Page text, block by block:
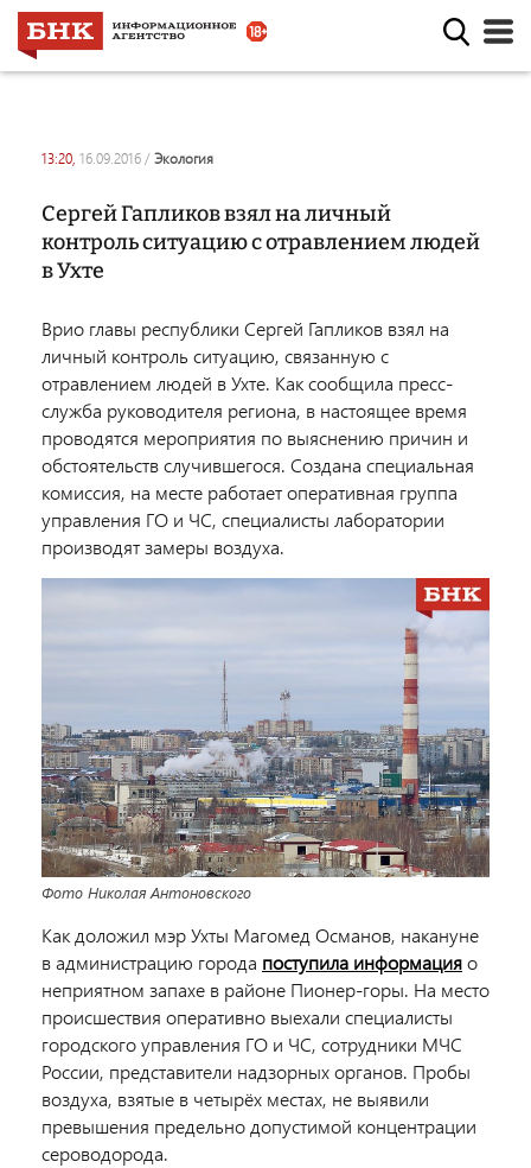
13:20, 16.09.2016 / экология
Сергей Гапликов взял на личный
контроль ситуацию с отравлением людей
в Ухте
Врио главы республики Сергей Гапликов взял на
личный контроль ситуацию, связанную с
отравлением людей в Ухте. Как сообщила пресс-
служба руководителя региона, в настоящее время
проводятся мероприятия по выяснению причин и
обстоятельств случившегося. Создана специальная
комиссия, на месте работает оперативная группа
управления ГО и ЧС, специалисты лаборатории
производят замеры воздуха.
Фото Николая Антоновского
Как доложил мэр Ухты Магомед Османов, накануне
в администрацию города поступила информацияо
неприятном запахе в районе Пионер-горы. На место
происшествия оперативно выехали специалисты
городского управления ГО и ЧС, сотрудники МЧС
России, представители надзорных органов. Пробы
воздуха, взятые в четырёх местах, не выявили
превышения предельно допустимой концентрации
сероводорода.